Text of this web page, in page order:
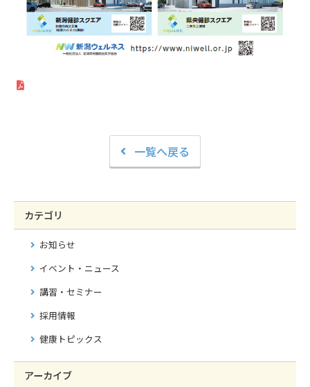
一覧へ戻る
カテゴリ
お知らせ
イベント・ニュース
講習・セミナー
採用情報
健康トピックス
アーカイブ